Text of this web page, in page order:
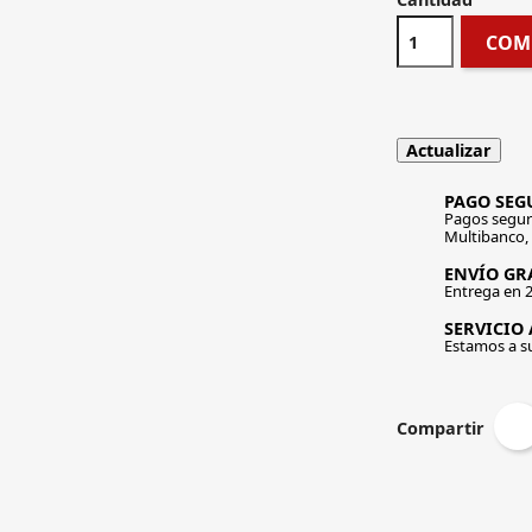
PAGO
Pagos
Multibanco,
ENVÍO
Entrega en
SERVICIO
Estamos a
Compartir